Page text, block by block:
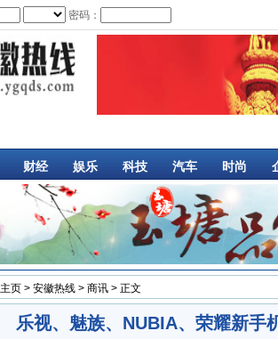
密码：
财经 娱乐 科技 汽车 时尚
主页 > 安徽热线 > 商讯 > 正文
乐视、魅族、NUBIA、荣耀新手